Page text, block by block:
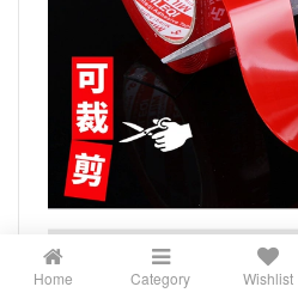
Home Category Wishlist